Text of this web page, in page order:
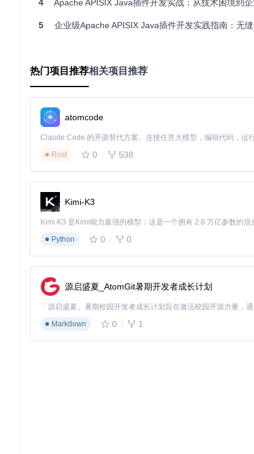
APISIX提供三种多语言扩展方式，各具优势：
WASM插件
高性能场景
Lua插件
常见陷阱 ：过度设计插件功能会导致请求延迟增加。建
构建Java插件开发环境：从配置到启动
搭建稳定高效的开发环境是插件开发的基础。本章节将逐
部署APISIX核心服务
核心步骤：从源码构建并启动APISIX
git clone
make deps
# 启动服务
4 Apache APISIX Java插件开发实战：从技术困境到
5 企业级Apache APISIX Java插件开发实践指南：无缝集成Java
热门项目推荐相关项目推荐
atomcode
Rust
0 538
Kimi-K3
Python
0 0
源启盛夏_AtomGit暑期开发者成长计划
Markdown
0 1